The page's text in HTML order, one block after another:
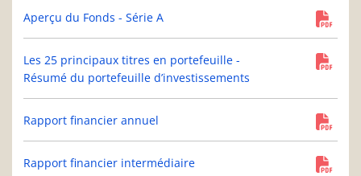
Aperçu du Fonds - Série A
Les 25 principaux titres en portefeuille -
Résumé du portefeuille d’investissements
Rapport financier annuel
Rapport financier intermédiaire